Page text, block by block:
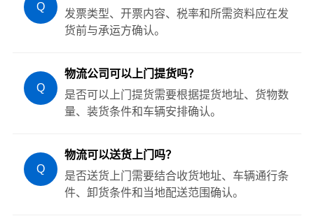
Q
发票类型、开票内容、税率和所需资料应在发
货前与承运方确认。
Q
物流公司可以上门提货吗？
是否可以上门提货需要根据提货地址、货物数
量、装货条件和车辆安排确认。
Q
物流可以送货上门吗？
是否送货上门需要结合收货地址、车辆通行条
件、卸货条件和当地配送范围确认。